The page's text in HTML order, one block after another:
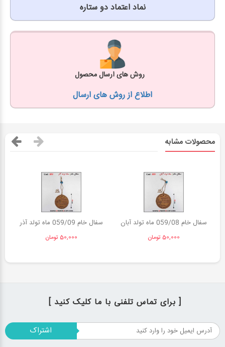
نماد اعتماد دو ستاره
روش های ارسال محصول
اطلاع از روش های ارسال
محصولات مشابه
سفال خام 059/08 ماه تولد آبان
50,000 تومان
سفال خام 059/09 ماه تولد آذر
50,000 تومان
[ برای تماس تلفنی با ما کلیک کنید ]
اشتراک